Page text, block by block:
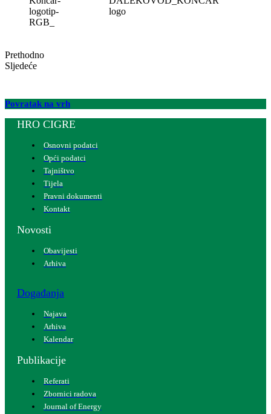
Prethodno
Sljedeće
Povratak na vrh
HRO CIGRE
Osnovni podatci
Opći podatci
Tajništvo
Tijela
Pravni dokumenti
Kontakt
Novosti
Obavijesti
Arhiva
Događanja
Najava
Arhiva
Kalendar
Publikacije
Referati
Zbornici radova
Journal of Energy